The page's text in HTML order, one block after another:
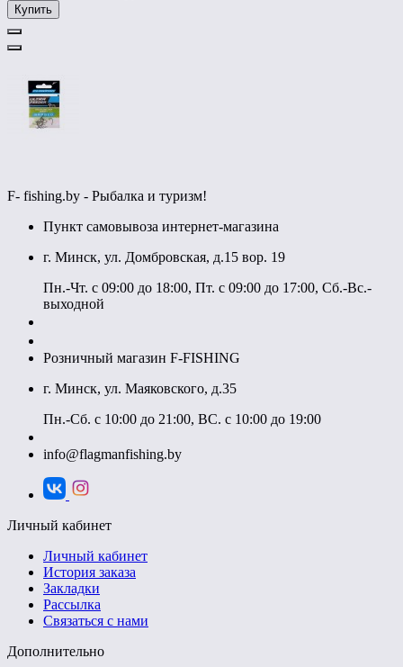
Купить
F- fishing.by - Рыбалка и туризм!
Пункт самовывоза интернет-магазина
г. Минск, ул. Домбровская, д.15 вор. 19
Пн.-Чт. с 09:00 до 18:00, Пт. с 09:00 до 17:00, Сб.-Вс.-
выходной
Розничный магазин F-FISHING
г. Минск, ул. Маяковского, д.35
Пн.-Сб. с 10:00 до 21:00, ВС. с 10:00 до 19:00
info@flagmanfishing.by
Личный кабинет
Личный кабинет
История заказа
Закладки
Рассылка
Связаться с нами
Дополнительно